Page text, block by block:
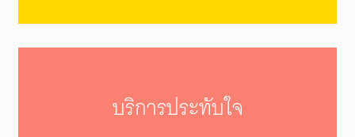
บริการประทับใจ